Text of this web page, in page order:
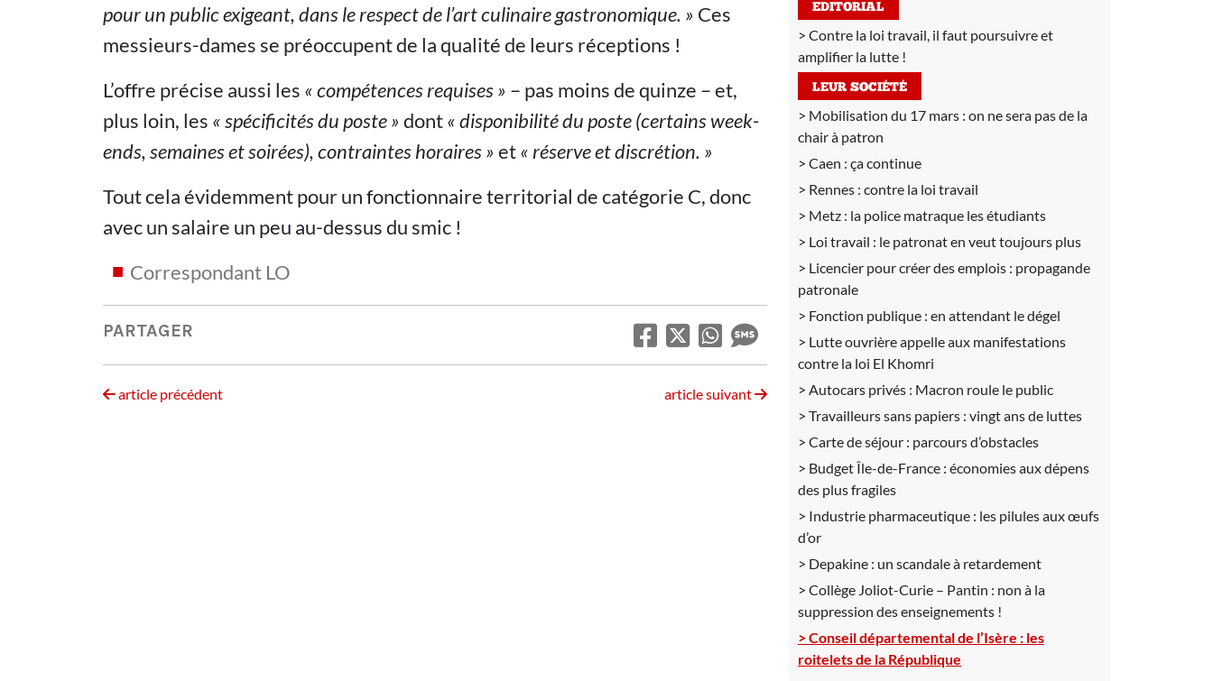
pour un public exigeant, dans le respect de l’art culinaire gastronomique. » Ces
messieurs-dames se préoccupent de la qualité de leurs réceptions !
L’offre précise aussi les « compétences requises » – pas moins de quinze – et,
plus loin, les « spécificités du poste »dont« disponibilité du poste (certains week-
ends, semaines et soirées), contraintes horaires »et« réserve et discrétion. »
Tout cela évidemment pour un fonctionnaire territorial de catégorie C, donc
avec un salaire un peu au-dessus du smic !
Correspondant LO
PARTAGER
article précédent article suivant
EDITORIAL
Contre la loi travail, il faut poursuivre et
amplifier la lutte !
LEUR SOCIÉTÉ
Mobilisation du 17 mars : on ne sera pas de la
chair à patron
Caen : ça continue
Rennes : contre la loi travail
Metz : la police matraque les étudiants
Loi travail : le patronat en veut toujours plus
Licencier pour créer des emplois : propagande
patronale
Fonction publique : en attendant le dégel
Lutte ouvrière appelle aux manifestations
contre la loi El Khomri
Autocars privés : Macron roule le public
Travailleurs sans papiers : vingt ans de luttes
Carte de séjour : parcours d’obstacles
Budget Île-de-France : économies aux dépens
des plus fragiles
Industrie pharmaceutique : les pilules aux œufs
d’or
Depakine : un scandale à retardement
Collège Joliot-Curie – Pantin : non à la
suppression des enseignements !
Conseil départemental de l’Isère : les
roitelets de la République